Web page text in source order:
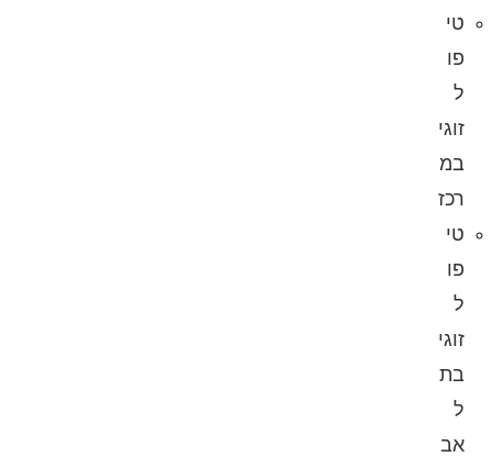
טי
פו
זוגי
במ
רכז
טי
פו
זוגי
בת
אב